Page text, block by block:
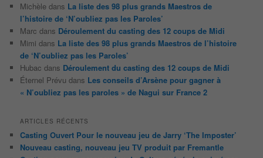
Michèle dans La liste des 98 plus grands Maestros de
l’histoire de ‘N’oubliez pas les Paroles’
Marc dans Déroulement du casting des 12 coups de Midi
Mimi dans La liste des 98 plus grands Maestros de l’histoire
de ‘N’oubliez pas les Paroles’
Hubac dans Déroulement du casting des 12 coups de Midi
Éternel Prévu dans Les conseils d’Arsène pour gagner à
« N’oubliez pas les paroles » de Nagui sur France 2
ARTICLES RÉCENTS
Casting Ouvert Pour le nouveau jeu de Jarry ‘The Imposter’
Nouveau casting, nouveau jeu TV produit par Fremantle